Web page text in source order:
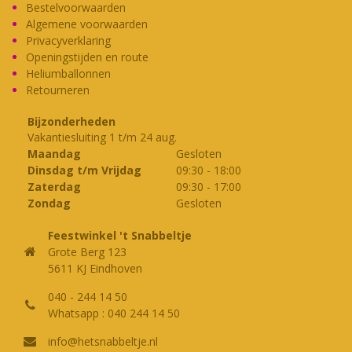
Bestelvoorwaarden
Algemene voorwaarden
Privacyverklaring
Openingstijden en route
Heliumballonnen
Retourneren
Bijzonderheden
Vakantiesluiting 1 t/m 24 aug.
Maandag
Gesloten
Dinsdag t/m Vrijdag
09:30 - 18:00
Zaterdag
09:30 - 17:00
Zondag
Gesloten
Feestwinkel 't Snabbeltje
Grote Berg 123
5611 KJ Eindhoven
040 - 244 14 50
Whatsapp : 040 244 14 50
info@hetsnabbeltje.nl